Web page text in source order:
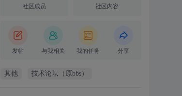
社区成员 社区内容
发帖 与我相关 我的任务 分享
其他 技术论坛（原bbs）